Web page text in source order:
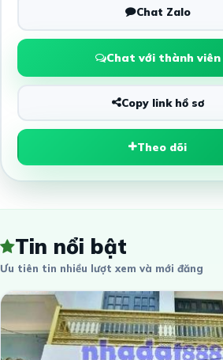
Chat Zalo
Chat với thành viên
Copy link hồ sơ
Theo dõi
Tin nổi bật
Ưu tiên tin nhiều lượt xem và mới đăng